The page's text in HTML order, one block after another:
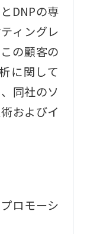
DNPの専
ィングレ
の顧客の
に関して
同社のソ
およびイ
ロモーシ